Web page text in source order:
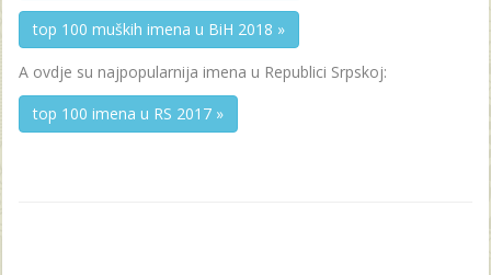
top 100 muških imena u BiH 2018 »
A ovdje su najpopularnija imena u Republici Srpskoj:
top 100 imena u RS 2017 »